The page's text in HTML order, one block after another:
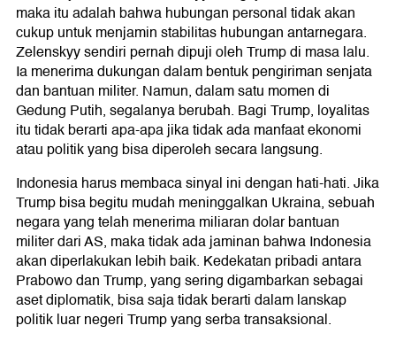
maka itu adalah bahwa hubungan personal tidak akan
cukup untuk menjamin stabilitas hubungan antarnegara.
Zelenskyy sendiri pernah dipuji oleh Trump di masa lalu.
Ia menerima dukungan dalam bentuk pengiriman senjata
dan bantuan militer. Namun, dalam satu momen di
Gedung Putih, segalanya berubah. Bagi Trump, loyalitas
itu tidak berarti apa-apa jika tidak ada manfaat ekonomi
atau politik yang bisa diperoleh secara langsung.
Indonesia harus membaca sinyal ini dengan hati-hati. Jika
Trump bisa begitu mudah meninggalkan Ukraina, sebuah
negara yang telah menerima miliaran dolar bantuan
militer dari AS, maka tidak ada jaminan bahwa Indonesia
akan diperlakukan lebih baik. Kedekatan pribadi antara
Prabowo dan Trump, yang sering digambarkan sebagai
aset diplomatik, bisa saja tidak berarti dalam lanskap
politik luar negeri Trump yang serba transaksional.